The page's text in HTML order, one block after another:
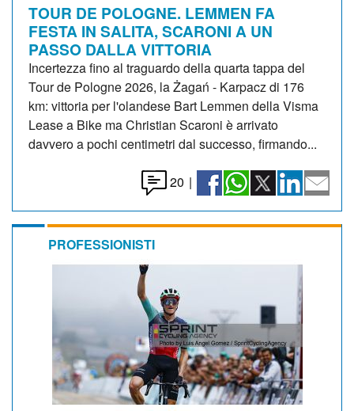
TOUR DE POLOGNE. LEMMEN FA
FESTA IN SALITA, SCARONI A UN
PASSO DALLA VITTORIA
Incertezza fino al traguardo della quarta tappa del
Tour de Pologne 2026, la Żagań - Karpacz di 176
km: vittoria per l'olandese Bart Lemmen della Visma
Lease a Bike ma Christian Scaroni è arrivato
davvero a pochi centimetri dal successo, firmando...
20 |
PROFESSIONISTI